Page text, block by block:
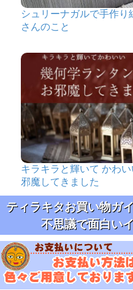
シュリーナガルで手作
さんのこと
キラキラと輝いて かわ
邪魔してきました
ティラキタお買い物ガ
不思議で面白い